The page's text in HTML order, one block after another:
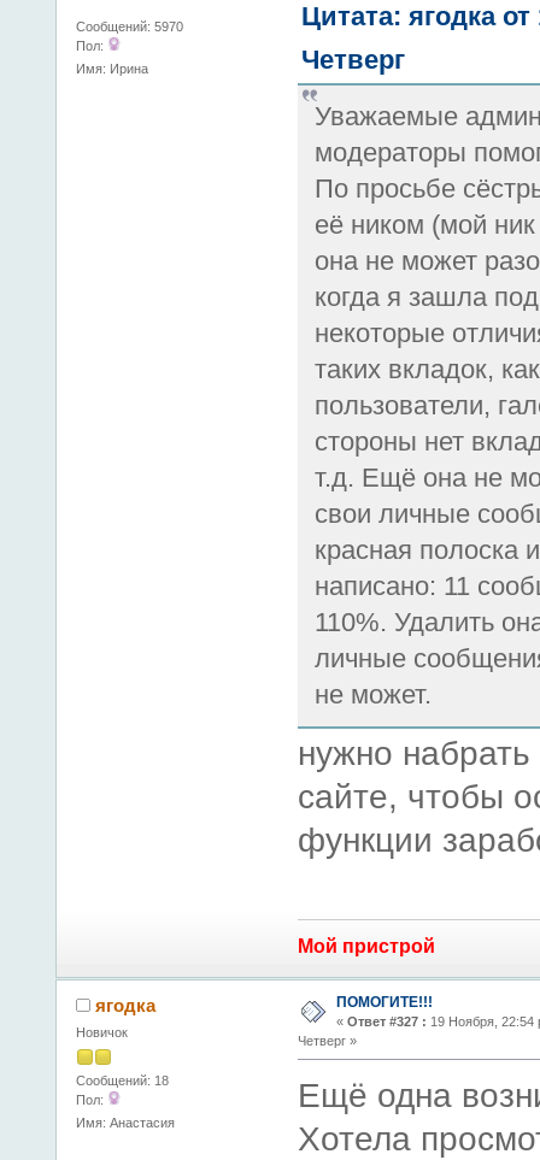
Сообщений: 5970
Пол:
Имя: Ирина
Цитата: ягодка
Четверг
Уважаемые
модераторы
По просьбе
её ником (мой
она не может
когда я зашла
некоторые
таких вкладок,
пользователи,
стороны нет
т.д. Ещё она не
свои личные
красная полоска
написано: 11
110%. Удалить
личные
не может.
нужно
сайте, чтобы
функции
Мой пристрой
ягодка
Новичок
Сообщений: 18
Пол:
Имя: Анастасия
ПОМОГИТЕ!!!
« Ответ #327 : 19 Ноября, 22:54
Четверг »
Ещё одна
Хотела